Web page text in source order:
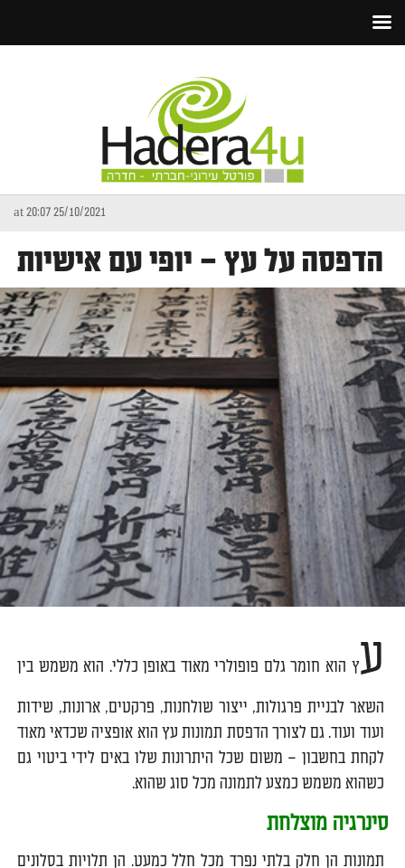
25/10/2021 at 20:07
הדפסה על עץ – יופי עם אישיות
עץ הוא חומר גלם פופולרי מאוד באופן כללי. הוא משמש בין
השאר לבניית פרגולות, ייצור שולחנות, פרקטים, ארונות, שידות
ועוד ועוד. גם לצורך הדפסת תמונות עץ הוא אופציה שכדאי מאוד
לקחת בחשבון – משום שכל היתרונות שלו באים לידי ביטוי גם
כשהוא משמש כמצע לתמונה מכל סוג שהוא.
סינרגיה מוצלחת
תמונות הן חלק בלתי נפרד מכל חלל כמעט. הן תלויות בסלונים